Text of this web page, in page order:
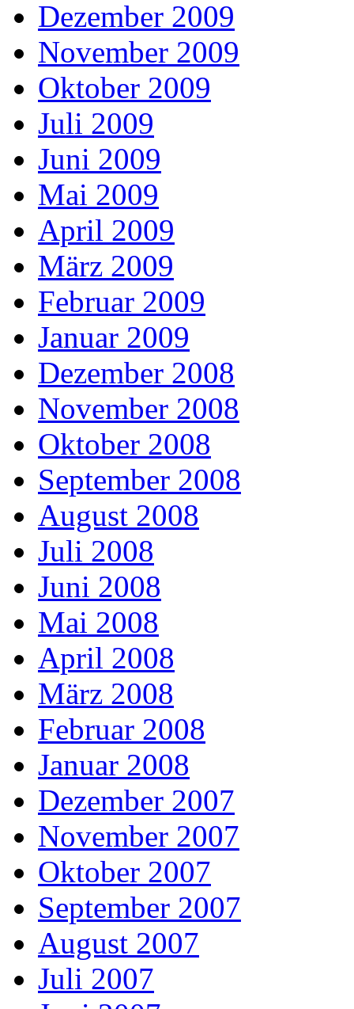
Dezember 2009
November 2009
Oktober 2009
Juli 2009
Juni 2009
Mai 2009
April 2009
März 2009
Februar 2009
Januar 2009
Dezember 2008
November 2008
Oktober 2008
September 2008
August 2008
Juli 2008
Juni 2008
Mai 2008
April 2008
März 2008
Februar 2008
Januar 2008
Dezember 2007
November 2007
Oktober 2007
September 2007
August 2007
Juli 2007